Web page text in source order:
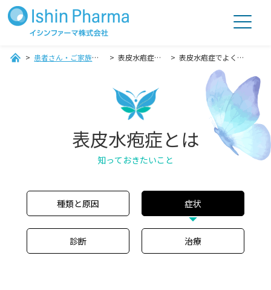
患者さん・ご家族の皆さまへ表皮水疱症とは 表皮水疱症でよくみられる
表皮水疱症とは
知っておきたいこと
種類と原因 症状
診断 治療